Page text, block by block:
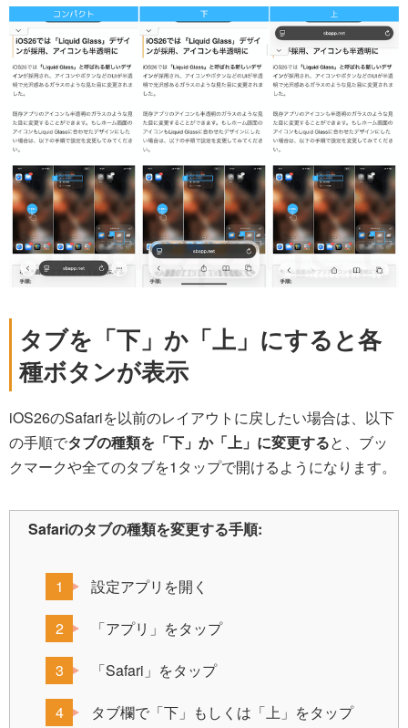
タブを「下」か「上」にすると各
種ボタンが表示
iOS26のSafariを以前のレイアウトに戻したい場合は、以下
の手順でタブの種類を「下」か「上」に変更すると、ブッ
クマークや全てのタブを1タップで開けるようになります。
Safariのタブの種類を変更する手順:
設定アプリを開く
「アプリ」をタップ
「Safari」をタップ
タブ欄で「下」もしくは「上」をタップ